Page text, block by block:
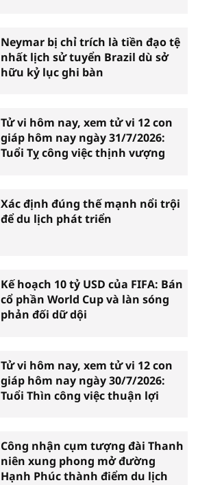
Neymar bị chỉ trích là tiền đạo tệ
nhất lịch sử tuyển Brazil dù sở
hữu kỷ lục ghi bàn
Tử vi hôm nay, xem tử vi 12 con
giáp hôm nay ngày 31/7/2026:
Tuổi Tỵ công việc thịnh vượng
Xác định đúng thế mạnh nổi trội
để du lịch phát triển
Kế hoạch 10 tỷ USD của FIFA: Bán
cổ phần World Cup và làn sóng
phản đối dữ dội
Tử vi hôm nay, xem tử vi 12 con
giáp hôm nay ngày 30/7/2026:
Tuổi Thìn công việc thuận lợi
Công nhận cụm tượng đài Thanh
niên xung phong mở đường
Hạnh Phúc thành điểm du lịch